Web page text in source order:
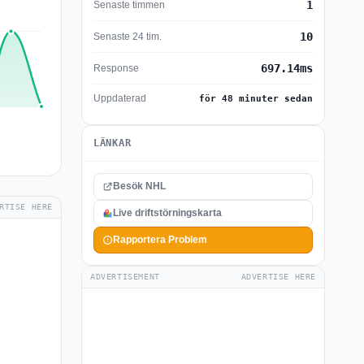
HERE
Senaste timmen 1
Senaste 24 tim. 10
Response 697.14ms
Uppdaterad för 48 minuter sedan
LÄNKAR
Besök NHL
Live driftstörningskarta
Rapportera Problem
ADVERTISEMENT ADVERTISE HERE